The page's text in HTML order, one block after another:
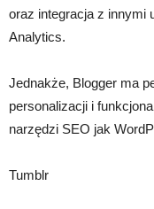
oraz integracja z innymi
Analytics.
Jednakże, Blogger ma
personalizacji i
narzędzi SEO jak
Tumblr